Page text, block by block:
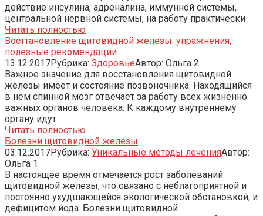
действие инсулина, адреналина, иммунной системы,
центральной нервной системы, на работу практически
Читать полностью
Восттановление щитовидной железы: упражнения,
полезные рекомендации
13.12.2017Рубрика: ЗдоровьеАвтор: Ольга 2
Важное значение для восстановления щитовидной
железы имеет и состояние позвоночника. Находящийся
в нем спинной мозг отвечает за работу всех жизненно
важных органов человека. К каждому внутреннему
органу идут
Читать полностью
Болезни щитовидной железы
03.12.2017Рубрика: Уникальные методы леченияАвтор:
Ольга 1
В настоящее время отмечается рост заболеваний
щитовидной железы, что связано с неблагоприятной и
постоянно ухудшающейся экологической обстановкой, и
дефицитом йода. Болезни щитовидной